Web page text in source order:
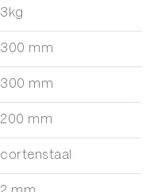
3kg
300 mm
300 mm
200 mm
cortenstaal